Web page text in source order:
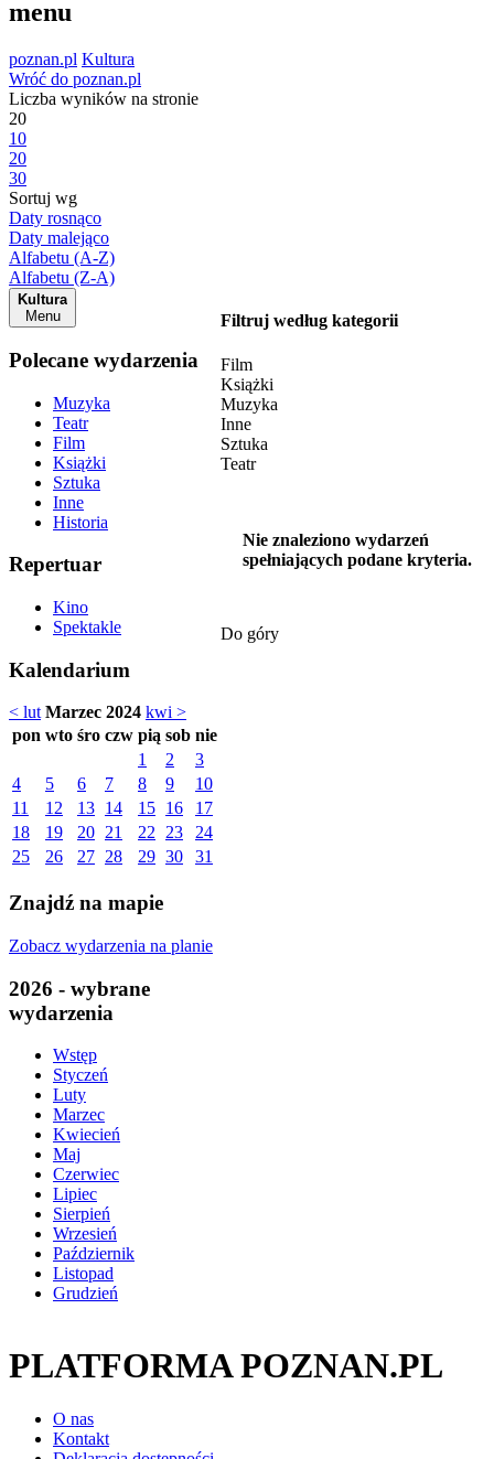
menu
poznan.pl Kultura
Wróć do poznan.pl
Liczba wyników na stronie
20
10
20
30
Sortuj wg
Daty rosnąco
Daty malejąco
Alfabetu (A-Z)
Alfabetu (Z-A)
Kultura
Menu
Polecane wydarzenia
Muzyka
Teatr
Film
Książki
Sztuka
Inne
Historia
Repertuar
Kino
Spektakle
Kalendarium
< lut Marzec 2024 kwi >
pon wto śro czw pią sob nie
1
2
3
4
5 6 7 8 9
10
11
12 13 14 15 16
17
18
19 20 21 22 23
24
25
26 27 28 29 30 31
Znajdź na mapie
Zobacz wydarzenia na planie
2026 - wybrane
wydarzenia
Wstęp
Styczeń
Luty
Marzec
Kwiecień
Maj
Czerwiec
Lipiec
Sierpień
Wrzesień
Październik
Listopad
Grudzień
Filtruj według kategorii
Film
Książki
Muzyka
Inne
Sztuka
Teatr
Nie znaleziono wydarzeń
spełniających podane kryteria.
Do góry
PLATFORMA POZNAN.PL
O nas
Kontakt